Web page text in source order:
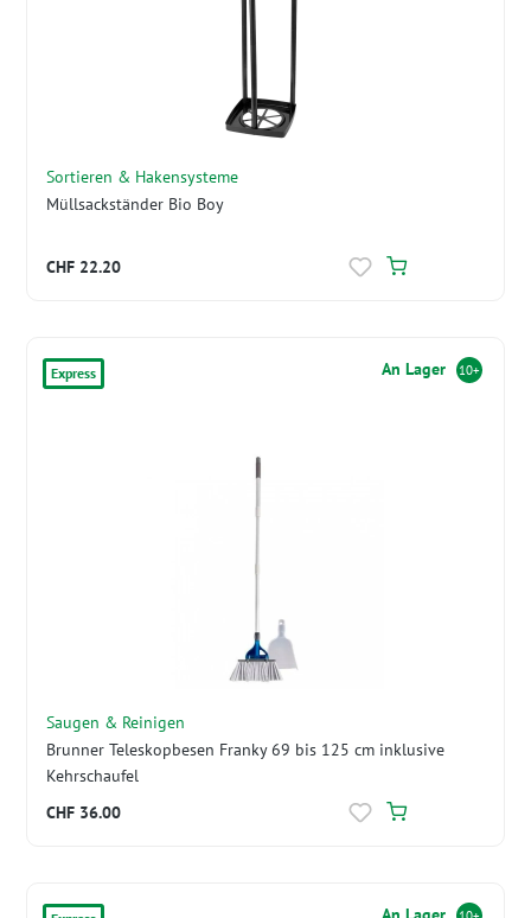
Sortieren & Hakensysteme
Müllsackständer Bio Boy
CHF 22.20
Express An Lager 10+
Saugen & Reinigen
Brunner Teleskopbesen Franky 69 bis 125 cm inklusive
Kehrschaufel
CHF 36.00